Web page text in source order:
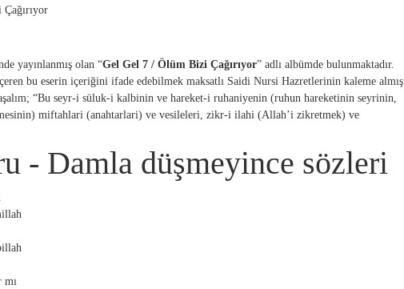
yayınlanmış olan “Gel Gel 7 / Ölüm Bizi Çağırıyor” adlı albümde bulunmaktadır.
bu eserin içeriğini ifade edebilmek maksatlı Saidi Nursi Hazretlerinin kaleme almış
“Bu seyr-i süluk-i kalbinin ve hareket-i ruhaniyenin (ruhun hareketinin seyrinin,
miftahlari (anahtarlari) ve vesileleri, zikr-i ilahi (Allah’i zikretmek) ve
- Damla düşmeyince sözleri
mı